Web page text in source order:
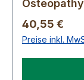
Osteopathy
Regulärer
40,55 €
Preise inkl.